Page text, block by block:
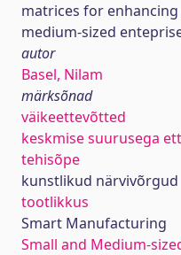
matrices for
medium-sized
autor
Basel, Nilam
märksõnad
väikeettevõtted
keskmise suurusega
tehisõpe
kunstlikud närvivõrgud
tootlikkus
Smart Manufacturing
Small and Medium-